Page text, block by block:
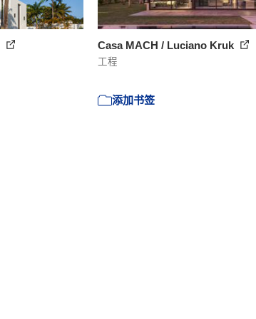
Casa MACH / Luciano Kruk
工程
添加书签